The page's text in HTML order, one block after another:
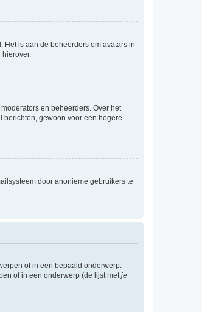
Het is aan de beheerders om avatars in
en beheerders. Over het
berichten, gewoon voor een hogere
door anonieme gebruikers te
of in een bepaald onderwerp.
of in een onderwerp (de lijst met je